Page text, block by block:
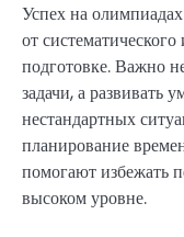
Успех на
от
подготовке. Важно
задачи, а развивать
нестандартных
планирование
помогают избежать
высоком уровне.